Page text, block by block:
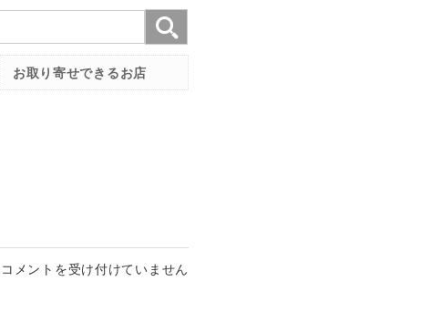
コメントを受け付けていません
お取り寄せできるお店